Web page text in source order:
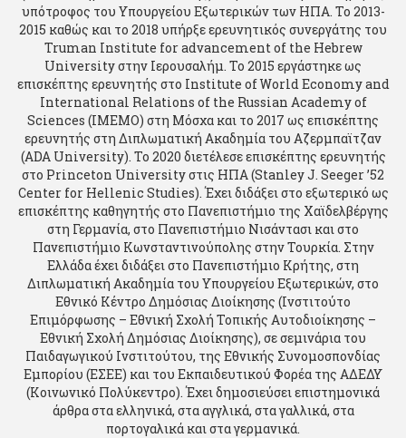
υπότροφος του Υπουργείου Εξωτερικών των ΗΠΑ. Το 2013-
2015 καθώς και το 2018 υπήρξε ερευνητικός συνεργάτης του
Truman Institute for advancement of the Hebrew
University στην Ιερουσαλήμ. Το 2015 εργάστηκε ως
επισκέπτης ερευνητής στο Institute of World Economy and
International Relations of the Russian Academy of
Sciences (IMEMO) στη Μόσχα και το 2017 ως επισκέπτης
ερευνητής στη Διπλωματική Ακαδημία του Αζερμπαϊτζαν
(ADA University). Το 2020 διετέλεσε επισκέπτης ερευνητής
στο Princeton University στις ΗΠΑ (Stanley J. Seeger ’52
Center for Hellenic Studies). Έχει διδάξει στο εξωτερικό ως
επισκέπτης καθηγητής στο Πανεπιστήμιο της Χαϊδελβέργης
στη Γερμανία, στο Πανεπιστήμιο Νισάντασι και στο
Πανεπιστήμιο Κωνσταντινούπολης στην Τουρκία. Στην
Ελλάδα έχει διδάξει στο Πανεπιστήμιο Κρήτης, στη
Διπλωματική Ακαδημία του Υπουργείου Εξωτερικών, στο
Εθνικό Κέντρο Δημόσιας Διοίκησης (Ινστιτούτο
Επιμόρφωσης – Εθνική Σχολή Τοπικής Αυτοδιοίκησης –
Εθνική Σχολή Δημόσιας Διοίκησης), σε σεμινάρια του
Παιδαγωγικού Ινστιτούτου, της Εθνικής Συνομοσπονδίας
Εμπορίου (ΕΣΕΕ) και του Εκπαιδευτικού Φορέα της ΑΔΕΔΥ
(Κοινωνικό Πολύκεντρο). Έχει δημοσιεύσει επιστημονικά
άρθρα στα ελληνικά, στα αγγλικά, στα γαλλικά, στα
πορτογαλικά και στα γερμανικά.